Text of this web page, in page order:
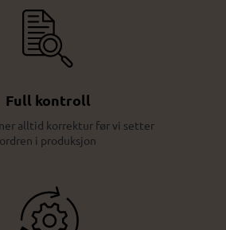
Full kontroll
alltid korrektur før vi setter
ordren i produksjon